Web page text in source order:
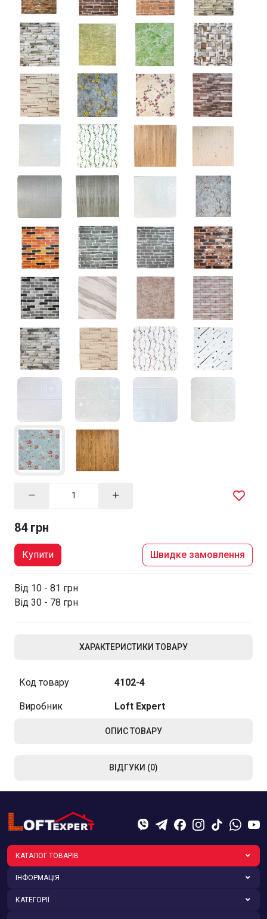
84 грн
Купити Швидке замовлення
Від 10 - 81 грн
Від 30 - 78 грн
ХАРАКТЕРИСТИКИ ТОВАРУ
Код товару 4102-4
Виробник Loft Expert
ОПИС ТОВАРУ
ВІДГУКИ (0)
КАТАЛОГ ТОВАРІВ
ІНФОРМАЦІЯ
КАТЕГОРІЇ